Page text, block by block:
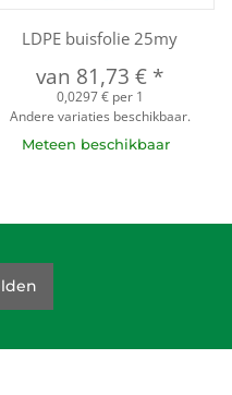
LDPE buisfolie 25my
van 81,73 € *
0,0297 € per 1
Andere variaties beschikbaar.
Meteen beschikbaar